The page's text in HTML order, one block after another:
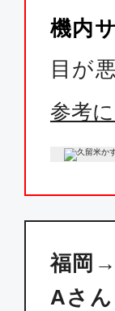
機内
目が
参考
福岡
Aさん